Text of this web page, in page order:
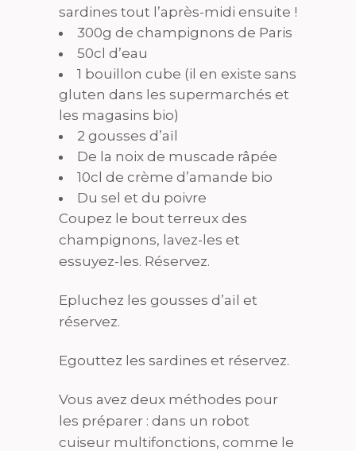
sardines tout l’après-midi ensuite !
300g de champignons de Paris
50cl d’eau
1 bouillon cube (il en existe sans
gluten dans les supermarchés et
les magasins bio)
2 gousses d’aïl
De la noix de muscade râpée
10cl de crème d’amande bio
Du sel et du poivre
Coupez le bout terreux des
champignons, lavez-les et
essuyez-les. Réservez.
Epluchez les gousses d’aïl et
réservez.
Egouttez les sardines et réservez.
Vous avez deux méthodes pour
les préparer : dans un robot
cuiseur multifonctions, comme le